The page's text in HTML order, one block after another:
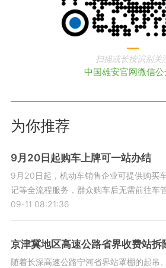
扫描或长按识别关
中国雄安官网微信
为你推荐
9月20日起购车上牌可一站办结
9月20日起，机动车销售企业可提供购买
记等全流程服务，群众购车后无需前往车
09-11 08:21:36
京津冀地区高速公路省界收费站拆
随着长深高速公路宁河省界站罩棚的起吊